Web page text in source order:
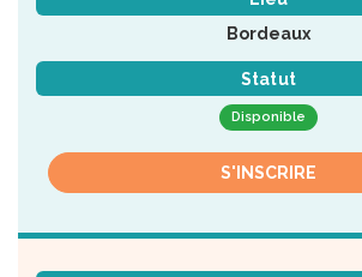
Bordeaux
Statut
Disponible
S'INSCRIRE